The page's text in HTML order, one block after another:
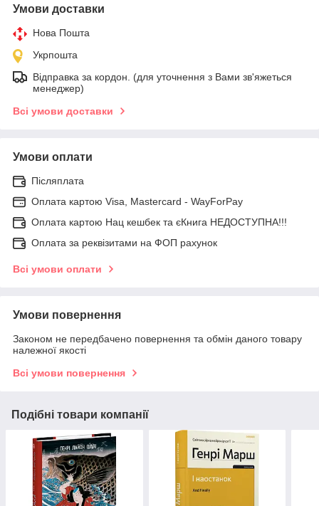
Умови доставки
Нова Пошта
Укрпошта
Відправка за кордон. (для уточнення з Вами зв'яжеться
менеджер)
Всі умови доставки
Умови оплати
Післяплата
Оплата картою Visa, Mastercard - WayForPay
Оплата картою Нац кешбек та єКнига НЕДОСТУПНА!!!
Оплата за реквізитами на ФОП рахунок
Всі умови оплати
Умови повернення
Законом не передбачено повернення та обмін даного товару
належної якості
Всі умови повернення
Подібні товари компанії